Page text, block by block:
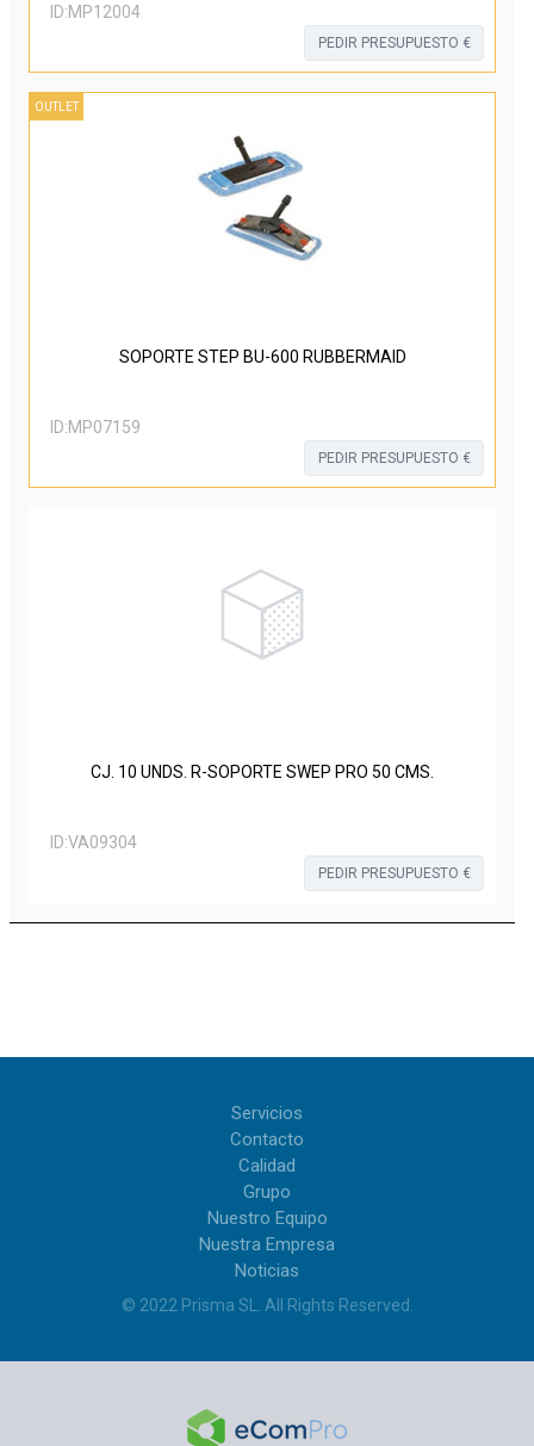
ID:MP12004
PEDIR PRESUPUESTO €
OUTLET
SOPORTE STEP BU-600 RUBBERMAID
ID:MP07159
PEDIR PRESUPUESTO €
CJ. 10 UNDS. R-SOPORTE SWEP PRO 50 CMS.
ID:VA09304
PEDIR PRESUPUESTO €
Servicios
Contacto
Calidad
Grupo
Nuestro Equipo
Nuestra Empresa
Noticias
© 2022 Prisma SL All Rights Reserved